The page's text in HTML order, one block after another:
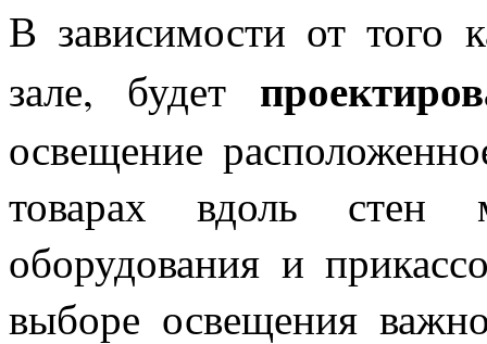
В зависимости от того
зале, будет
освещение
товарах вдоль стен
оборудования и
выборе освещения